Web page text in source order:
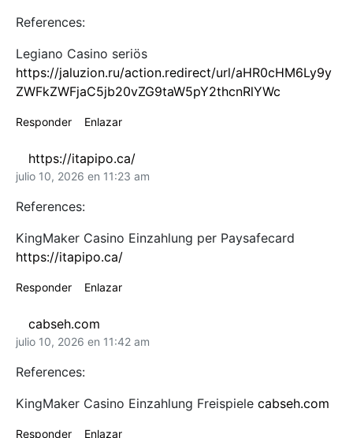
References:
Legiano Casino seriös
https://jaluzion.ru/action.redirect/url/aHR0cHM6Ly9y
ZWFkZWFjaC5jb20vZG9taW5pY2thcnRlYWc
Responder Enlazar
https://itapipo.ca/
julio 10, 2026 en 11:23 am
References:
KingMaker Casino Einzahlung per Paysafecard
https://itapipo.ca/
Responder Enlazar
cabseh.com
julio 10, 2026 en 11:42 am
References:
KingMaker Casino Einzahlung Freispiele cabseh.com
Responder Enlazar